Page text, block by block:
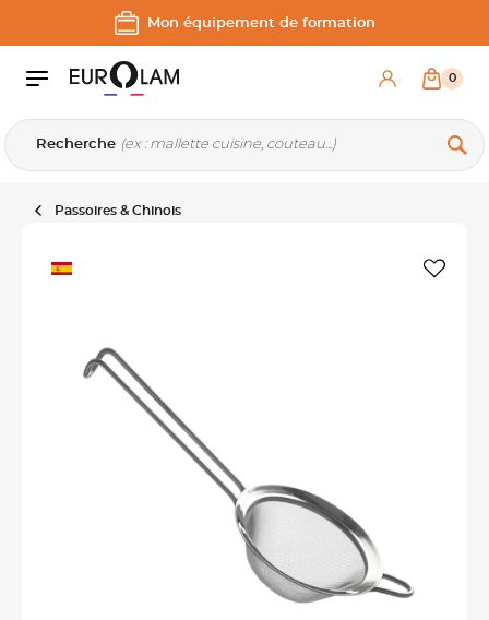
Aller au contenu
Aller à la navigation principale
Mon équipement de formation
Recherche
0
Passoires & Chinois